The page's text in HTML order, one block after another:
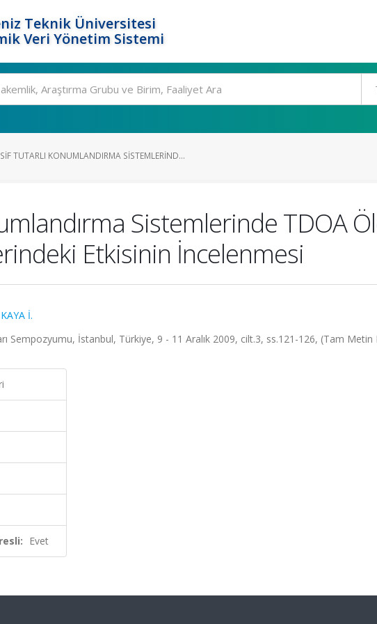
Teknik Üniversitesi
Veri Yönetim Sistemi
TUTARLI KONUMLANDIRMA SISTEMLERIND...
Sistemlerinde TDOA
Etkisinin İncelenmesi
KAYA İ.
Sempozyumu, İstanbul, Türkiye, 9 - 11 Aralık 2009, cilt.3, ss.121-126, (Tam Metin
Evet